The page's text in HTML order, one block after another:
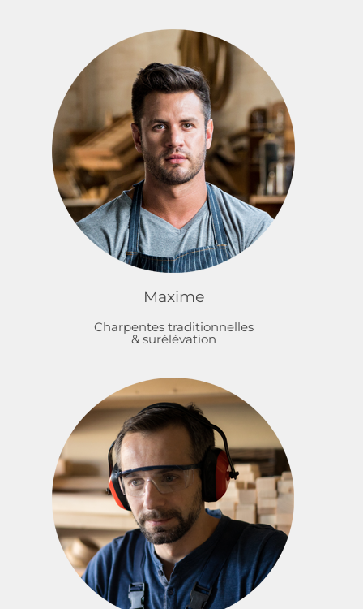
Maxime
Charpentes traditionnelles
& surélévation